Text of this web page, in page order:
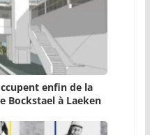
enfin de la
Bockstael à Laeken